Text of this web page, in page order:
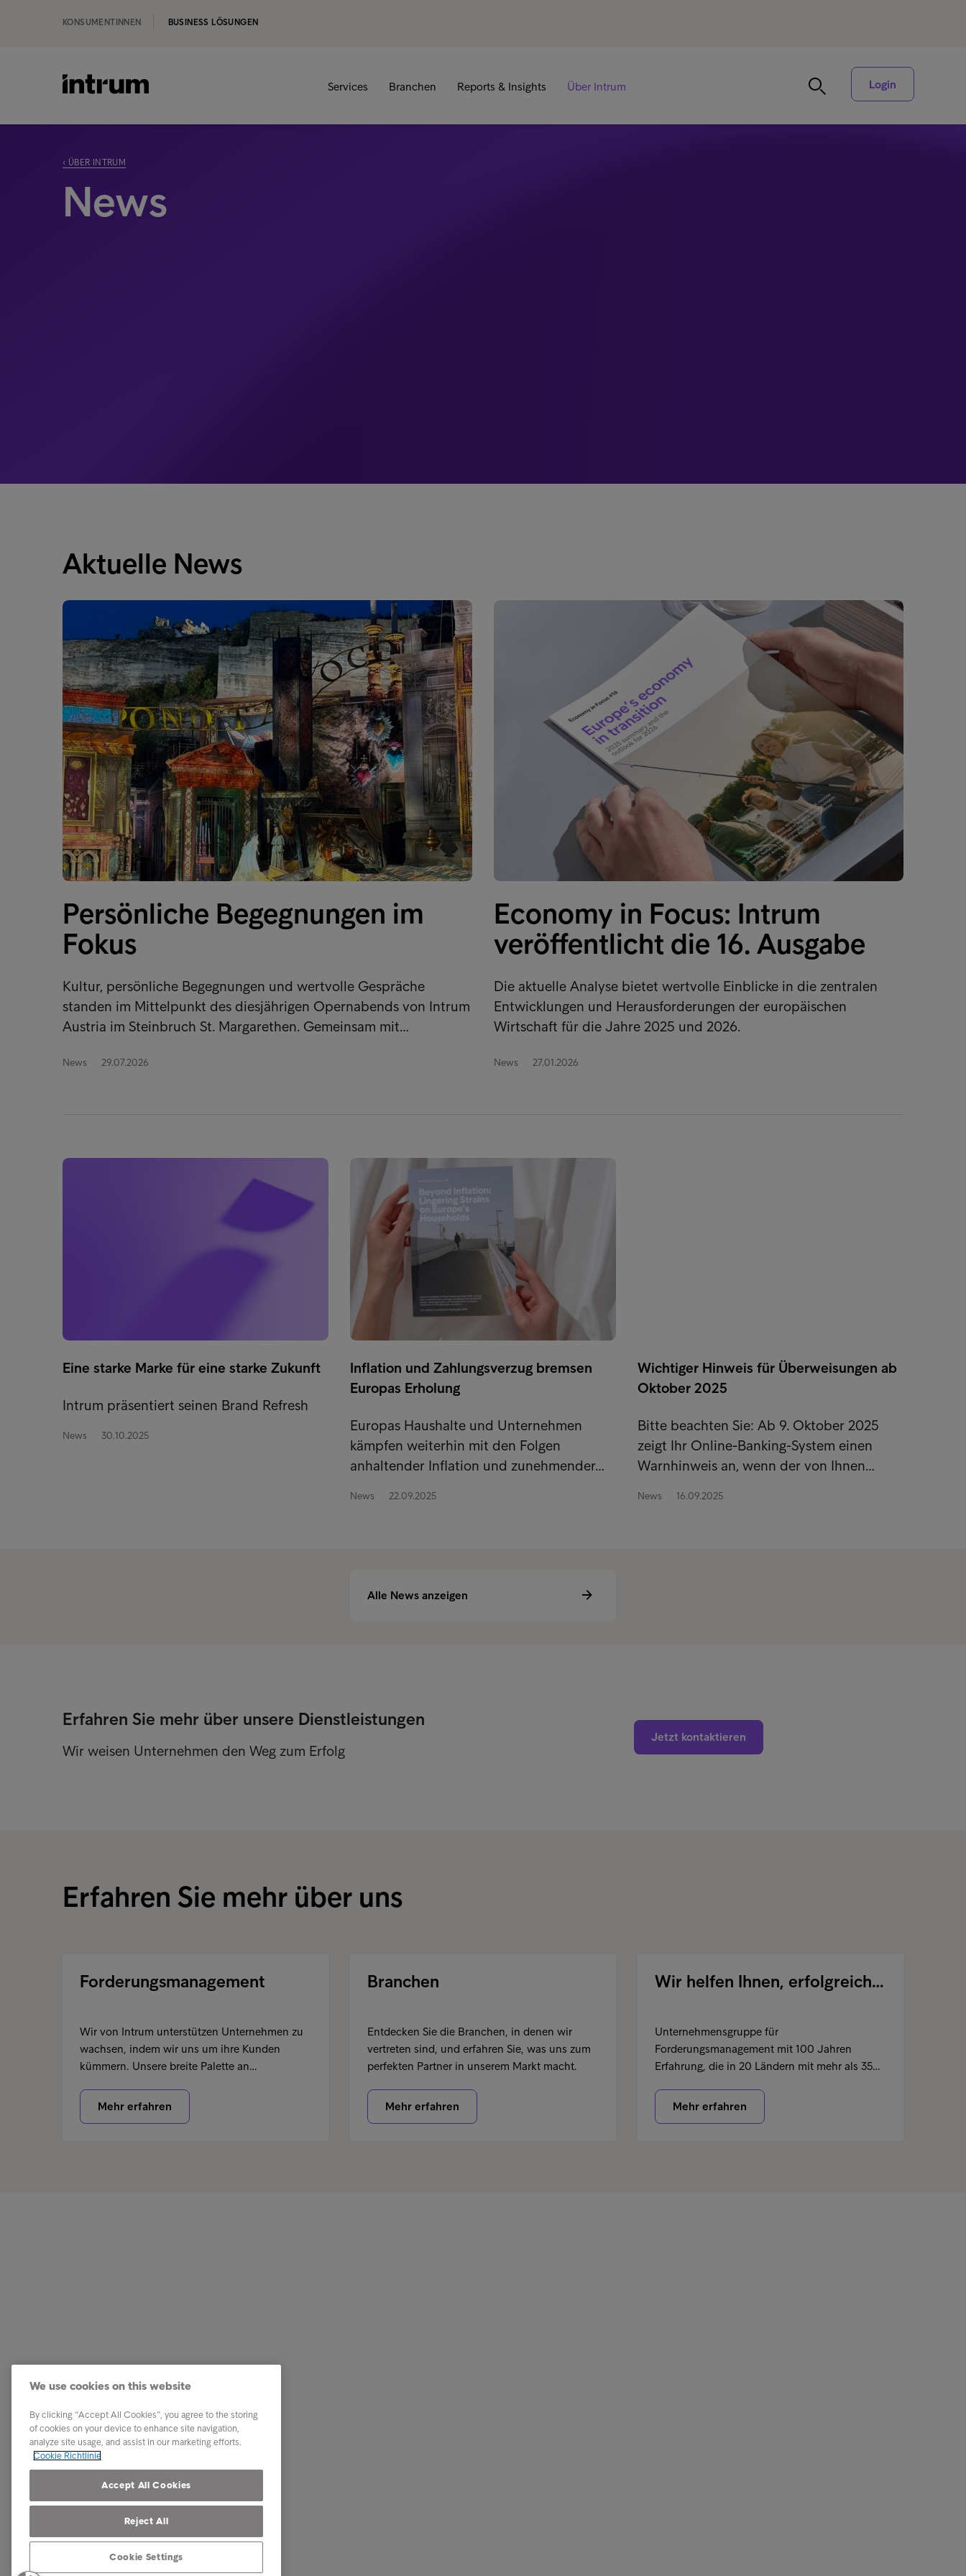
KONSUMENTINNEN BUSINESS LÖSUNGEN
Services Branchen Reports & Insights Über Intrum Login
‹ ÜBER INTRUM
News
Aktuelle News
Persönliche Begegnungen im
Fokus
Kultur, persönliche Begegnungen und wertvolle Gespräche
standen im Mittelpunkt des diesjährigen Opernabends von Intrum
Austria im Steinbruch St. Margarethen. Gemeinsam mit…
News 29.07.2026
Economy in Focus: Intrum
veröffentlicht die 16. Ausgabe
Die aktuelle Analyse bietet wertvolle Einblicke in die zentralen
Entwicklungen und Herausforderungen der europäischen
Wirtschaft für die Jahre 2025 und 2026.
News 27.01.2026
Eine starke Marke für eine starke Zukunft
Intrum präsentiert seinen Brand Refresh
News 30.10.2025
Inflation und Zahlungsverzug bremsen
Europas Erholung
Europas Haushalte und Unternehmen
kämpfen weiterhin mit den Folgen
anhaltender Inflation und zunehmender…
News 22.09.2025
Wichtiger Hinweis für Überweisungen ab
Oktober 2025
Bitte beachten Sie: Ab 9. Oktober 2025
zeigt Ihr Online-Banking-System einen
Warnhinweis an, wenn der von Ihnen…
News 16.09.2025
Alle News anzeigen
Erfahren Sie mehr über unsere Dienstleistungen
Wir weisen Unternehmen den Weg zum Erfolg
Jetzt kontaktieren
Erfahren Sie mehr über uns
Forderungsmanagement
Wir von Intrum unterstützen Unternehmen zu
wachsen, indem wir uns um ihre Kunden
kümmern. Unsere breite Palette an…
Mehr erfahren
Branchen
Entdecken Sie die Branchen, in denen wir
vertreten sind, und erfahren Sie, was uns zum
perfekten Partner in unserem Markt macht.
Mehr erfahren
Wir helfen Ihnen, erfolgreich…
Unternehmensgruppe für
Forderungsmanagement mit 100 Jahren
Erfahrung, die in 20 Ländern mit mehr als 35…
Mehr erfahren
Services
Reports & Insights
Über Intrum
We use cookies on this website
By clicking “Accept All Cookies”, you agree to the storing
of cookies on your device to enhance site navigation,
analyze site usage, and assist in our marketing efforts.
Cookie Richtlinie
Accept All Cookies
Reject All
Cookie Settings